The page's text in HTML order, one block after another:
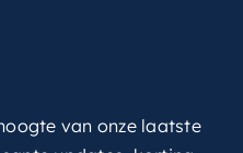
van onze laatste